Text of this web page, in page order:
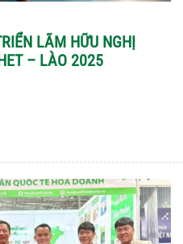
LÃM HỮU NGHỊ
– LÀO 2025